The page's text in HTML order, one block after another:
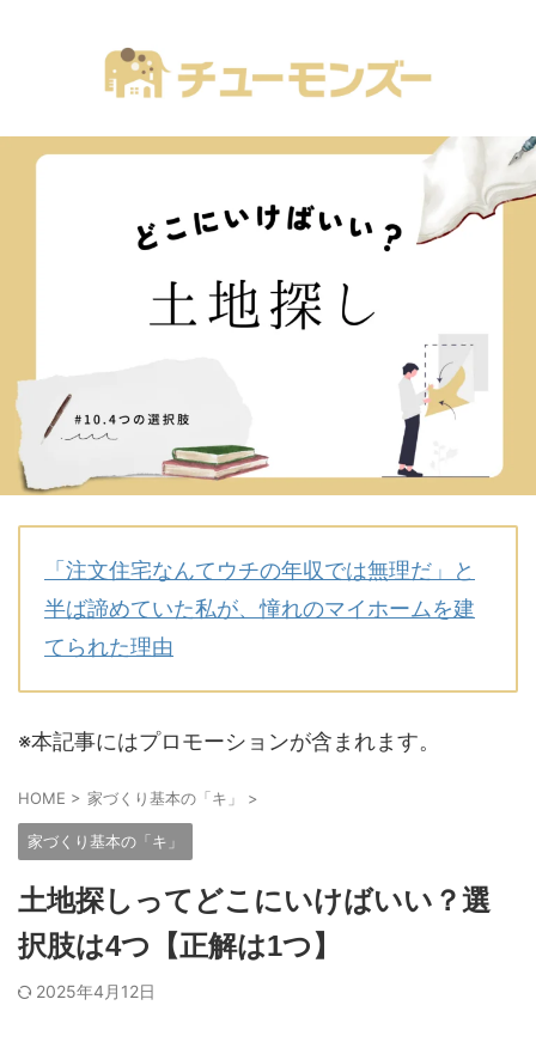
「注文住宅なんてウチの年収では無理だ」と
半ば諦めていた私が、憧れのマイホームを建
てられた理由
※本記事にはプロモーションが含まれます。
HOME > 家づくり基本の「キ」 >
家づくり基本の「キ」
土地探しってどこにいけばいい？選
択肢は4つ【正解は1つ】
2025年4月12日